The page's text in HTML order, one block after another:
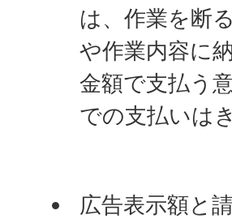
は、作業を断
や作業内容に
金額で支払う
での支払いは
広告表示額と